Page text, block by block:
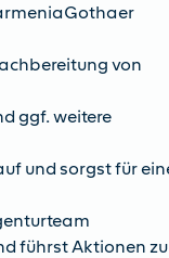
von
ggf. weitere
und sorgst für
führst Aktionen